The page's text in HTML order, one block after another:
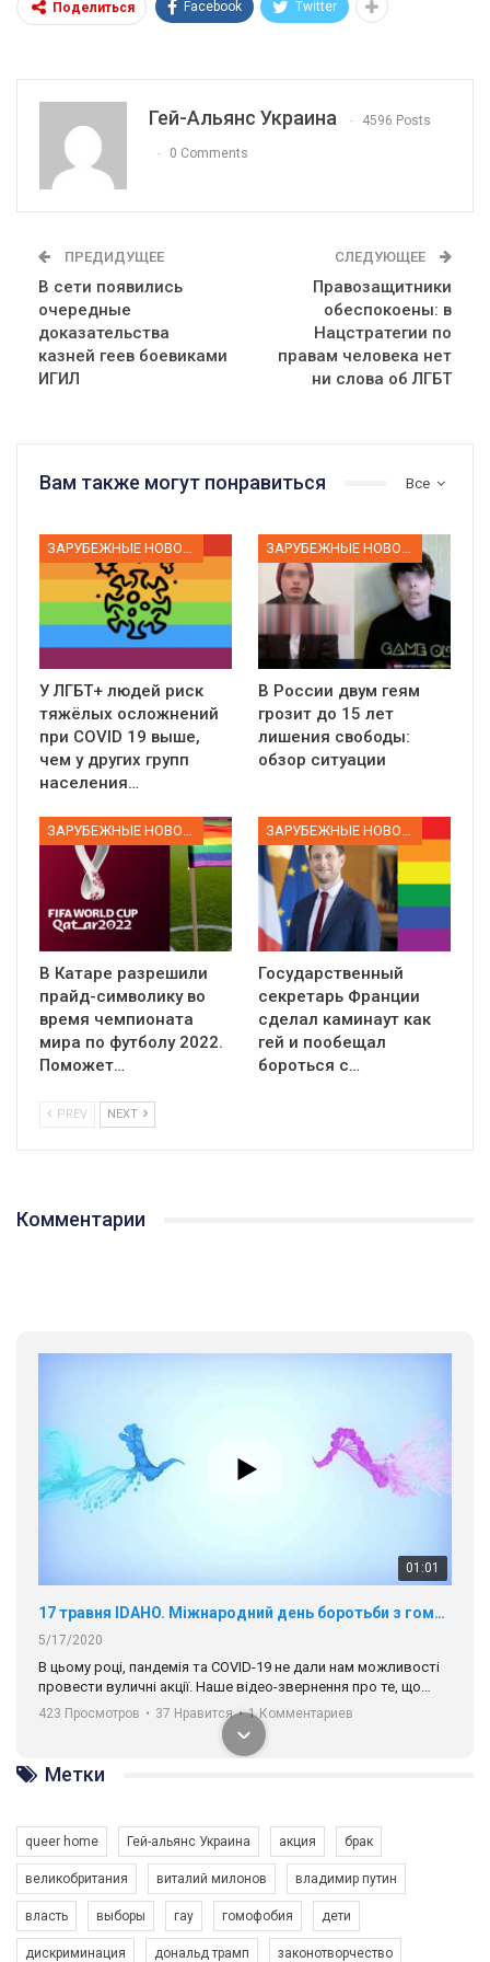
Поделиться Facebook Twitter
Гей-Альянс Украина 4596 Posts
0 Comments
ПРЕДИДУЩЕЕ
В сети появились
очередные
доказательства
казней геев боевиками
ИГИЛ
СЛЕДУЮЩЕЕ
Правозащитники
обеспокоены: в
Нацстратегии по
правам человека нет
ни слова об ЛГБТ
Все
Вам также могут понравиться
ЗАРУБЕЖНЫЕ НОВОСТИ
У ЛГБТ+ людей риск
тяжёлых осложнений
при COVID 19 выше,
чем у других групп
населения…
ЗАРУБЕЖНЫЕ НОВОСТИ
В России двум геям
грозит до 15 лет
лишения свободы:
обзор ситуации
ЗАРУБЕЖНЫЕ НОВОСТИ
В Катаре разрешили
прайд-символику во
время чемпионата
мира по футболу 2022.
Поможет…
ЗАРУБЕЖНЫЕ НОВОСТИ
Государственный
секретарь Франции
сделал каминаут как
гей и пообещал
бороться с…
PREV NEXT
Комментарии
01:01
17 травня IDAHO. Міжнародний день боротьби з гомофобією трансфобією і біфобія.
5/17/2020
В цьому році, пандемія та COVІD-19 не дали нам можливості
провести вуличні акції. Наше відео-звернення про те, що
навіть коли ми у різних містах та не можемо зустрінеться, ми
разом. Ми закликаємо всіх хто поділяє цінності рівності та
солідарності, приєднатися до нас. Регіональні підрозділи
ГАУ є в 16 областях України.
Разом наш голос лунає гучніше!
423 Просмотров • 37 Нравится • 1 Комментариев
Метки
queer home Гей-альянс Украина акция брак
великобритания виталий милонов владимир путин
власть выборы гау гомофобия дети
дискриминация дональд трамп законотворчество